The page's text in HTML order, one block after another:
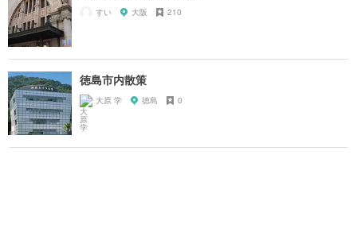
すい 大阪 210
徳島市内散策
大原 学 徳島 0